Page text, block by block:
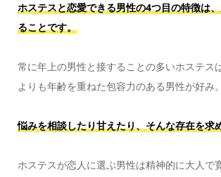
ホステスと恋愛できる男性の4つ目の特徴は
ることです。
常に年上の男性と接することの多いホステス
よりも年齢を重ねた包容力のある男性が好み。
悩みを相談したり甘えたり、そんな存在を求
ホステスが恋人に選ぶ男性は精神的に大人で